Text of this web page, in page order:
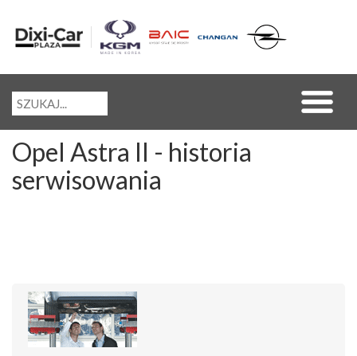
Opel Astra II - historia
serwisowania